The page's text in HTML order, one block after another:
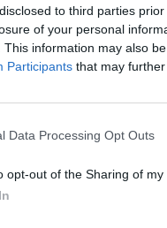
to third parties
of your personal
This information may also
Participants that may
Data Processing Opt Outs
opt-out of the Sharing of my
Via